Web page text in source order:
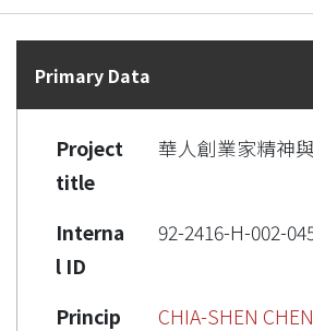
Statistics
Details
Primary Data
Project
title
華人創業家精神
Interna
l ID
92-2416-H-002-
Princip
CHIA-SHEN CHEN